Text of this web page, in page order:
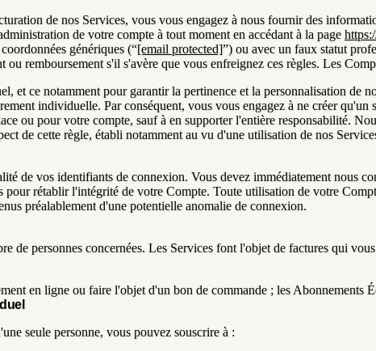
de nos Services, vous vous engagez à nous fournir des
de votre compte à tout moment en accédant à la page
génériques (“[email protected]”) ou avec un faux statut
ou remboursement s'il s'avère que vous enfreignez ces règles. Les
et ce notamment pour garantir la pertinence et la personnalisation de
individuelle. Par conséquent, vous vous engagez à ne créer
ou pour votre compte, sauf à en supporter l'entière responsabilité.
de cette règle, établi notamment au vu d'une utilisation de nos
de vos identifiants de connexion. Vous devez immédiatement nous
pour rétablir l'intégrité de votre Compte. Toute utilisation de votre
préalablement d'une potentielle anomalie de connexion.
de personnes concernées. Les Services font l'objet de factures qui
en ligne ou faire l'objet d'un bon de commande ; les Abonnements
seule personne, vous pouvez souscrire à :